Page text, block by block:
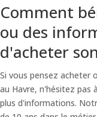
Comment
ou des
d'acheter
Si vous pensez acheter
au Havre, n'hésitez pas
plus d'informations.